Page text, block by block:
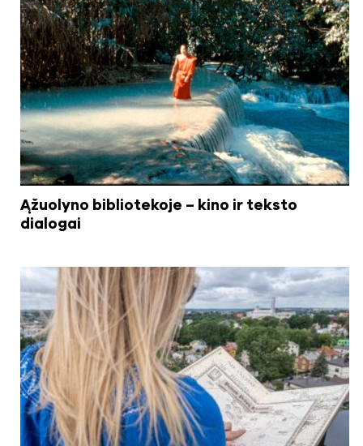
Ąžuolyno bibliotekoje – kino ir teksto
dialogai